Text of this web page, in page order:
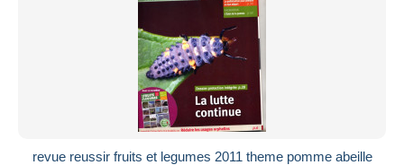
revue reussir fruits et legumes 2011 theme pomme abeille